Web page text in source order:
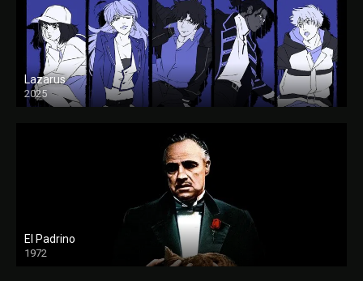
Lazarus
2025
El Padrino
1972
FULL HD